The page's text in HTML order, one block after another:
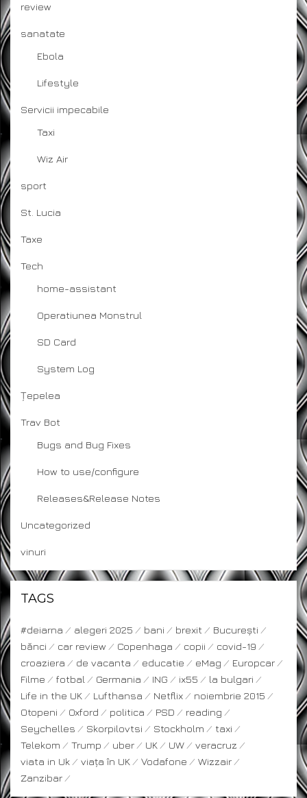
review
sanatate
Ebola
Lifestyle
Servicii impecabile
Taxi
Wiz Air
sport
St. Lucia
Taxe
Tech
home-assistant
Operatiunea Monstrul
SD Card
System Log
Țepelea
Trav Bot
Bugs and Bug Fixes
How to use/configure
Releases&Release Notes
Uncategorized
vinuri
TAGS
#deiarna alegeri 2025 bani brexit
București
bănci
car review Copenhaga copii
covid-19
croaziera
de vacanta educatie eMag
Europcar
Filme
fotbal Germania ING ix55
la bulgari
Life in the UK
Lufthansa Netflix
noiembrie 2015
Otopeni
Oxford politica PSD
reading
Seychelles
Skorpilovtsi Stockholm
taxi
Telekom
Trump uber UK UW
veracruz
viata in Uk
viața în UK Vodafone
Wizzair
Zanzibar